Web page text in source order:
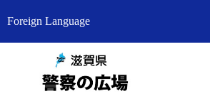
Foreign Language